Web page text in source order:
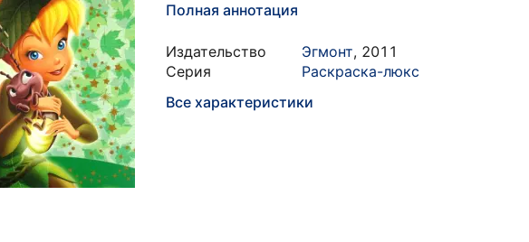
Полная аннотация
Издательство Эгмонт, 2011
Серия
Раскраска-люкс
Все характеристики